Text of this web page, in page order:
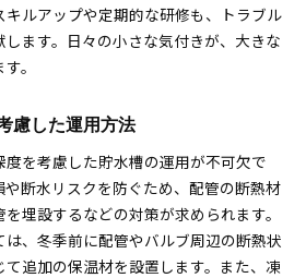
キルアップや定期的な研修も、トラブル
ます。日々の小さな気付きが、大きな
。
慮した運用方法
を考慮した貯水槽の運用が不可欠で
断水リスクを防ぐため、配管の断熱材
埋設するなどの対策が求められます。
、冬季前に配管やバルブ周辺の断熱状
追加の保温材を設置します。また、凍